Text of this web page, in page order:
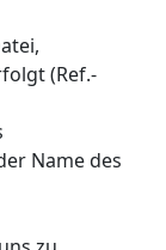
(Ref.-
Name des